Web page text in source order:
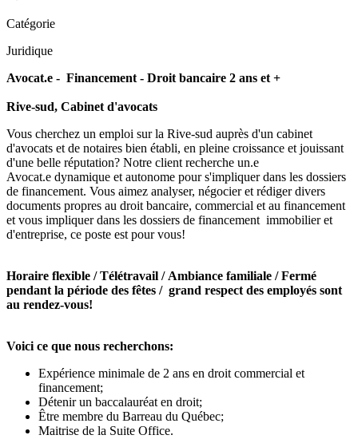
Catégorie
Juridique
Avocat.e - Financement - Droit bancaire 2 ans et +
Rive-sud, Cabinet d'avocats
Vous cherchez un emploi sur la Rive-sud auprès d'un cabinet
d'avocats et de notaires bien établi, en pleine croissance et jouissant
d'une belle réputation? Notre client recherche un.e
Avocat.e dynamique et autonome pour s'impliquer dans les dossiers
de financement. Vous aimez analyser, négocier et rédiger divers
documents propres au droit bancaire, commercial et au financement
et vous impliquer dans les dossiers de financement immobilier et
d'entreprise, ce poste est pour vous!
Horaire flexible / Télétravail / Ambiance familiale / Fermé
pendant la période des fêtes / grand respect des employés sont
au rendez-vous!
Voici ce que nous recherchons:
Expérience minimale de 2 ans en droit commercial et
financement;
Détenir un baccalauréat en droit;
Être membre du Barreau du Québec;
Maitrise de la Suite Office.